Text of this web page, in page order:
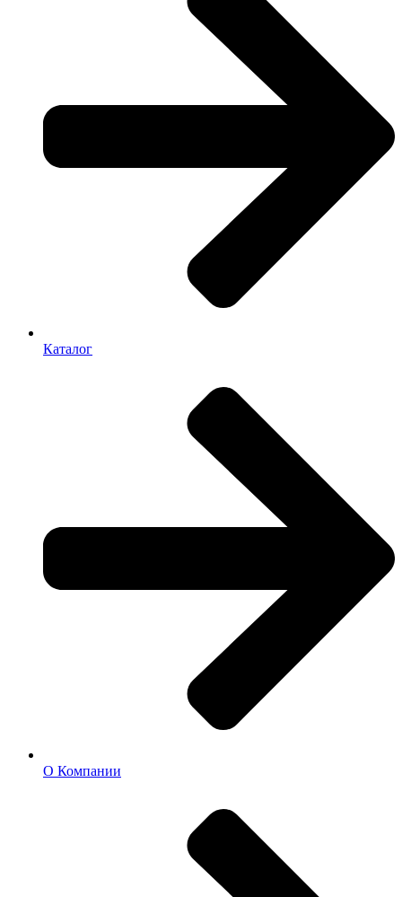
Каталог
О Компании